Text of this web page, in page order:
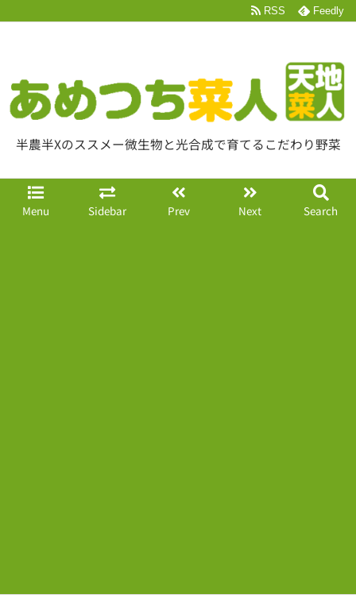
半農半Xのススメー微生物と光合成で育てるこだわり野菜
Menu Sidebar Prev Next Search
RSS Feedly